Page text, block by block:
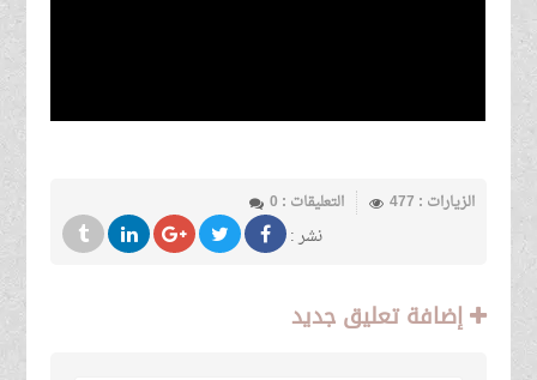
الزيارات : 477 التعليقات : 0
نشر :
إضافة تعليق جديد